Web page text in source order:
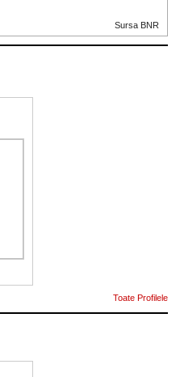
Sursa BNR
Toate Profilele